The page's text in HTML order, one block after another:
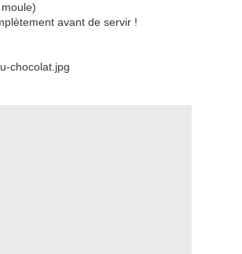
avant de servir !